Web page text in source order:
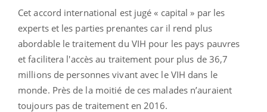
Cet accord international est jugé « capital » par les
experts et les parties prenantes car il rend plus
abordable le traitement du VIH pour les pays pauvres
et facilitera l'accès au traitement pour plus de 36,7
millions de personnes vivant avec le VIH dans le
monde. Près de la moitié de ces malades n’auraient
toujours pas de traitement en 2016.